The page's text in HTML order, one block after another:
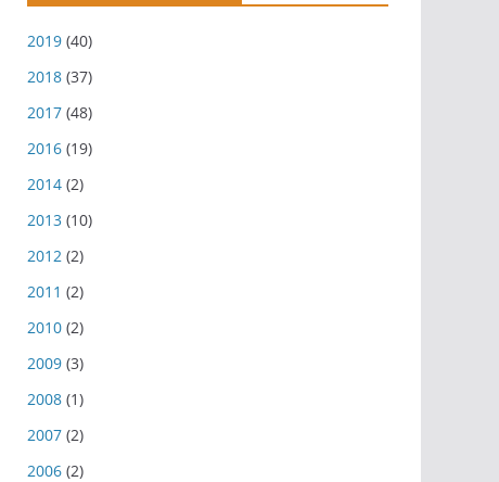
2019 (40)
2018 (37)
2017 (48)
2016 (19)
2014 (2)
2013 (10)
2012 (2)
2011 (2)
2010 (2)
2009 (3)
2008 (1)
2007 (2)
2006 (2)